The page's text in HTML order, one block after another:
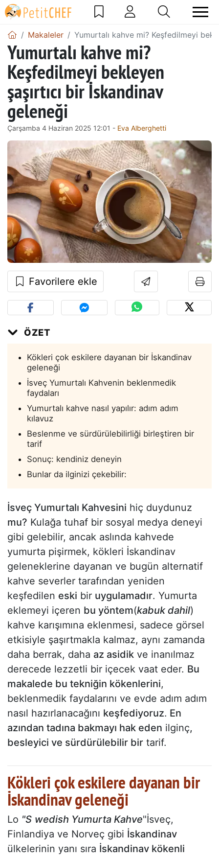
Makaleler Yumurtalı kahve mi? Keşfedilmeyi
Yumurtalı kahve mi?
Keşfedilmeyi bekleyen
şaşırtıcı bir İskandinav
geleneği
Çarşamba 4 Haziran 2025 12:01 - Eva Alberghetti
Favorilere ekle
ÖZET
Kökleri çok eskilere dayanan bir İskandinav
geleneği
İsveç Yumurtalı Kahvenin beklenmedik
faydaları
Yumurtalı kahve nasıl yapılır: adım adım
kılavuz
Beslenme ve sürdürülebilirliği birleştiren bir
tarif
Sonuç: kendiniz deneyin
Bunlar da ilginizi çekebilir:
İsveç Yumurtalı Kahvesini hiç duydunuz
mu? Kulağa tuhaf bir sosyal medya deneyi
gibi gelebilir, ancak aslında kahvede
yumurta pişirmek, kökleri İskandinav
geleneklerine dayanan ve bugün alternatif
kahve severler tarafından yeniden
keşfedilen eski bir uygulamadır. Yumurta
eklemeyi içeren bu yöntem(kabuk dahil)
kahve karışımına eklenmesi, sadece görsel
etkisiyle şaşırtmakla kalmaz, aynı zamanda
daha berrak, daha az asidik ve inanılmaz
derecede lezzetli bir içecek vaat eder. Bu
makalede bu tekniğin kökenlerini,
beklenmedik faydalarını ve evde adım adım
nasıl hazırlanacağını keşfediyoruz. En
azından tadına bakmayı hak eden ilginç,
besleyici ve sürdürülebilir bir tarif.
Kökleri çok eskilere dayanan bir
İskandinav geleneği
Lo "S wedish Yumurta Kahve"İsveç,
Finlandiya ve Norveç gibi İskandinav
ülkelerinin yanı sıra İskandinav kökenli